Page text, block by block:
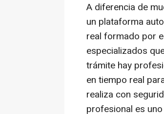
A diferencia de
un plataforma
real formado por
especializados
trámite hay
en tiempo real
realiza con
profesional es